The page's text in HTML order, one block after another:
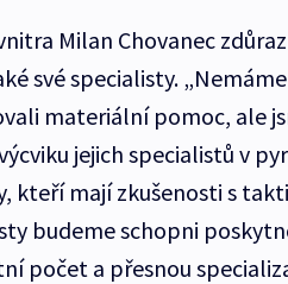
Milan Chovanec
své specialisty.
materiální pomoc, ale
jejich specialistů v
kteří mají zkušenosti s
budeme schopni
počet a přesnou